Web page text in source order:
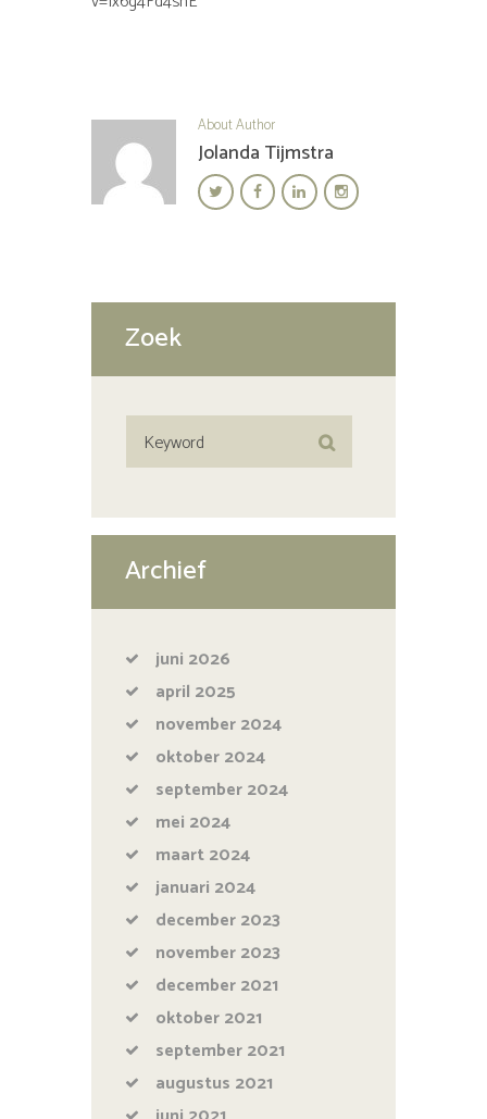
About Author
Jolanda Tijmstra
Zoek
Archief
juni 2026
april 2025
november2024
oktober2024
september2024
mei 2024
maart2024
januari 2024
december2023
november2023
december2021
oktober2021
september2021
augustus 2021